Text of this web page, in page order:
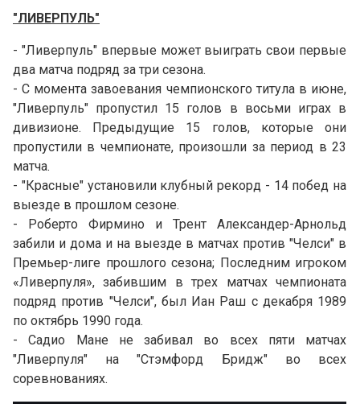
"ЛИВЕРПУЛЬ"
- "Ливерпуль" впервые может выиграть свои первые
два матча подряд за три сезона.
- С момента завоевания чемпионского титула в июне,
"Ливерпуль" пропустил 15 голов в восьми играх в
дивизионе. Предыдущие 15 голов, которые они
пропустили в чемпионате, произошли за период в 23
матча.
- "Красные" установили клубный рекорд - 14 побед на
выезде в прошлом сезоне.
- Роберто Фирмино и Трент Александер-Арнольд
забили и дома и на выезде в матчах против "Челси" в
Премьер-лиге прошлого сезона; Последним игроком
«Ливерпуля», забившим в трех матчах чемпионата
подряд против "Челси", был Иан Раш с декабря 1989
по октябрь 1990 года.
- Садио Мане не забивал во всех пяти матчах
"Ливерпуля" на "Стэмфорд Бридж" во всех
соревнованиях.